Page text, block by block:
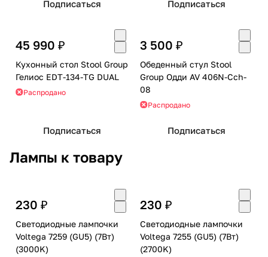
Подписаться Подписаться
45 990 ₽
Кухонный стол Stool Group
Гелиос EDT-134-TG DUAL
Распродано
Подписаться
3 500 ₽
Обеденный стул Stool
Group Одди AV 406N-Cch-
08
Распродано
Подписаться
Лампы к товару
230 ₽
Светодиодные лампочки
Voltega 7259 (GU5) (7Вт)
(3000K)
230 ₽
Светодиодные лампочки
Voltega 7255 (GU5) (7Вт)
(2700K)